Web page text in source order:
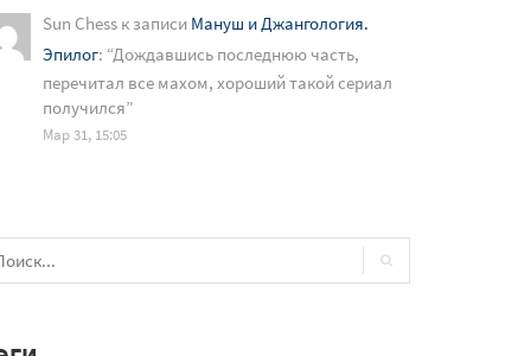
Sun Chess к записи Мануш и Джангология.
Эпилог: “Дождавшись последнюю часть,
перечитал все махом, хороший такой сериал
получился”
Мар 31, 15:05